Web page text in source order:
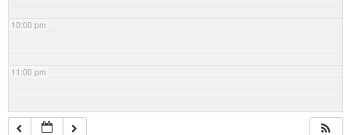
10:00 pm
11:00 pm